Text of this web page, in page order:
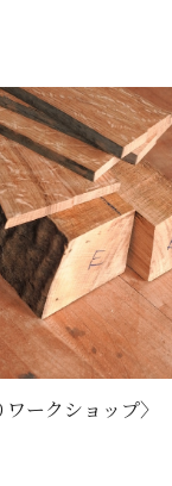
ークショップ〉